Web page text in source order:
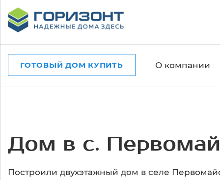
ГОТОВЫЙ ДОМ КУПИТЬ О компании
Дом в с.
Построили двухэтажный дом в селе